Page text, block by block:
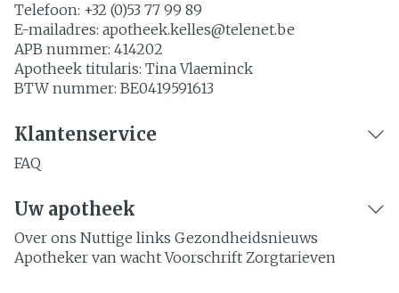
Telefoon: +32 (0)53 77 99 89
E-mailadres: apotheek.kelles@telenet.be
APB nummer: 414202
Apotheek titularis: Tina Vlaeminck
BTW nummer: BE0419591613
Klantenservice
FAQ
Uw apotheek
Over ons Nuttige links Gezondheidsnieuws
Apotheker van wacht Voorschrift Zorgtarieven